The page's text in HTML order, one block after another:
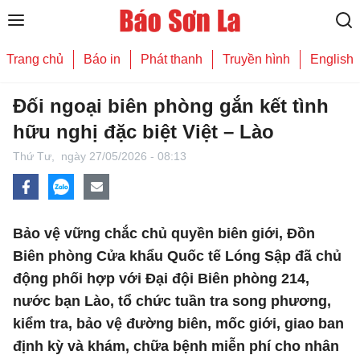
Trang chủ Báo in Phát thanh Truyền hình English
Đối ngoại biên phòng gắn kết tình
hữu nghị đặc biệt Việt – Lào
Thứ Tư, ngày 27/05/2026 - 08:13
Bảo vệ vững chắc chủ quyền biên giới, Đồn
Biên phòng Cửa khẩu Quốc tế Lóng Sập đã chủ
động phối hợp với Đại đội Biên phòng 214,
nước bạn Lào, tổ chức tuần tra song phương,
kiểm tra, bảo vệ đường biên, mốc giới, giao ban
định kỳ và khám, chữa bệnh miễn phí cho nhân